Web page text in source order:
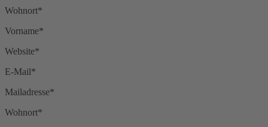
Wohnort*
Vorname*
Website*
E-Mail*
Mailadresse*
Wohnort*